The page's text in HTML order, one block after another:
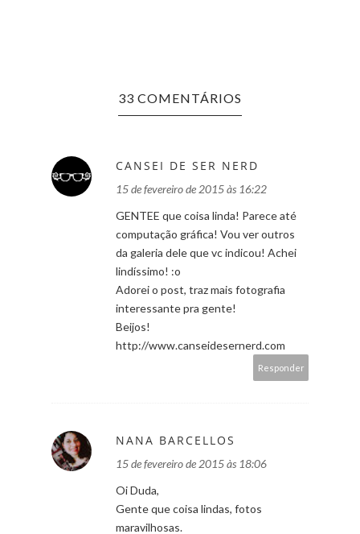
33 COMENTÁRIOS
CANSEI DE SER NERD
15 de fevereiro de 2015 às 16:22
GENTEE que coisa linda! Parece até
computação gráfica! Vou ver outros
da galeria dele que vc indicou! Achei
lindíssimo! :o
Adorei o post, traz mais fotografia
interessante pra gente!
Beijos!
http://www.canseidesernerd.com
Responder
NANA BARCELLOS
15 de fevereiro de 2015 às 18:06
Oi Duda,
Gente que coisa lindas, fotos
maravilhosas.